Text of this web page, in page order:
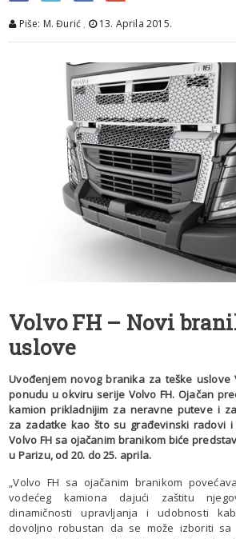
Piše: M. Đurić , 13. Aprila 2015.
Volvo FH – Novi
uslove
Uvođenjem novog branika za teške uslove
ponudu u okviru serije Volvo FH. Ojačan
kamion prikladnijim za neravne puteve i
za zadatke kao što su građevinski radovi
Volvo FH sa ojačanim branikom biće
u Parizu, od 20. do 25. aprila.
„Volvo FH sa ojačanim branikom
vodećeg kamiona dajući zaštitu
dinamičnosti upravljanja i udobnosti
dovoljno robustan da se može izboriti sa